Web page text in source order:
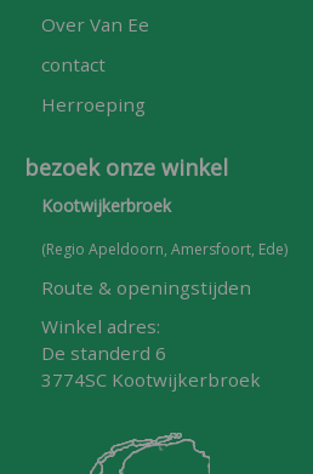
Over Van Ee
contact
Herroeping
bezoek onze winkel
Kootwijkerbroek
(Regio Apeldoorn, Amersfoort, Ede)
Route & openingstijden
Winkel adres:
De standerd 6
3774SC Kootwijkerbroek